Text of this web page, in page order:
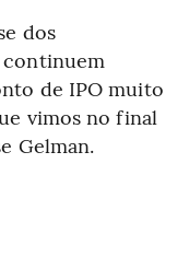
dos
de IPO muito
vimos no final
Gelman.